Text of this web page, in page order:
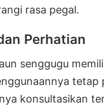
rasa pegal.
Perhatian
senggugu
tetap
konsultasikan